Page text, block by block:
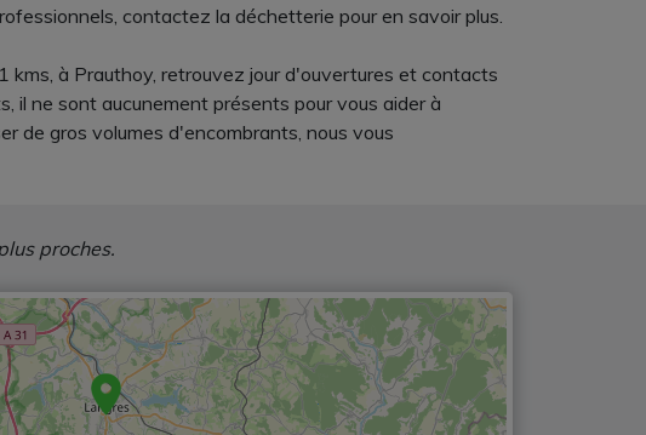
contactez la déchetterie pour en savoir plus.
kms, à Prauthoy, retrouvez jour d'ouvertures et contacts
il ne sont aucunement présents pour vous aider à
de gros volumes d'encombrants, nous vous
proches.